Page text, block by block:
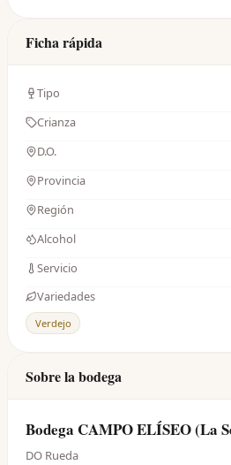
Ficha rápida
Tipo
Crianza
D.O.
Provincia
Región
Alcohol
Servicio
Variedades
Verdejo
Sobre la bodega
Bodega CAMPO ELÍSEO (La
DO Rueda